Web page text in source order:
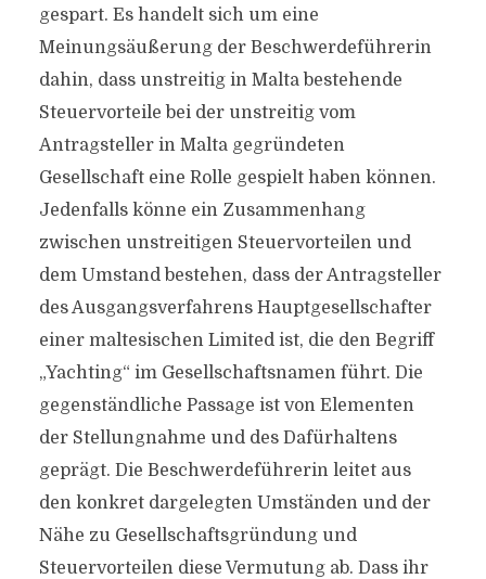
gespart. Es handelt sich um eine
Meinungsäußerung der Beschwerdeführerin
dahin, dass unstreitig in Malta bestehende
Steuervorteile bei der unstreitig vom
Antragsteller in Malta gegründeten
Gesellschaft eine Rolle gespielt haben können.
Jedenfalls könne ein Zusammenhang
zwischen unstreitigen Steuervorteilen und
dem Umstand bestehen, dass der Antragsteller
des Ausgangsverfahrens Hauptgesellschafter
einer maltesischen Limited ist, die den Begriff
„Yachting“ im Gesellschaftsnamen führt. Die
gegenständliche Passage ist von Elementen
der Stellungnahme und des Dafürhaltens
geprägt. Die Beschwerdeführerin leitet aus
den konkret dargelegten Umständen und der
Nähe zu Gesellschaftsgründung und
Steuervorteilen diese Vermutung ab. Dass ihr